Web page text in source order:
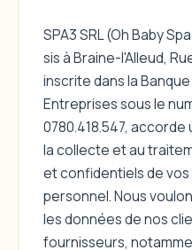
SPA3 SRL (Oh Baby
sis à Braine-l'Alleud,
inscrite dans la
Entreprises sous le
0780.418.547,
la collecte et au
et confidentiels de
personnel. Nous
les données de nos
fournisseurs,